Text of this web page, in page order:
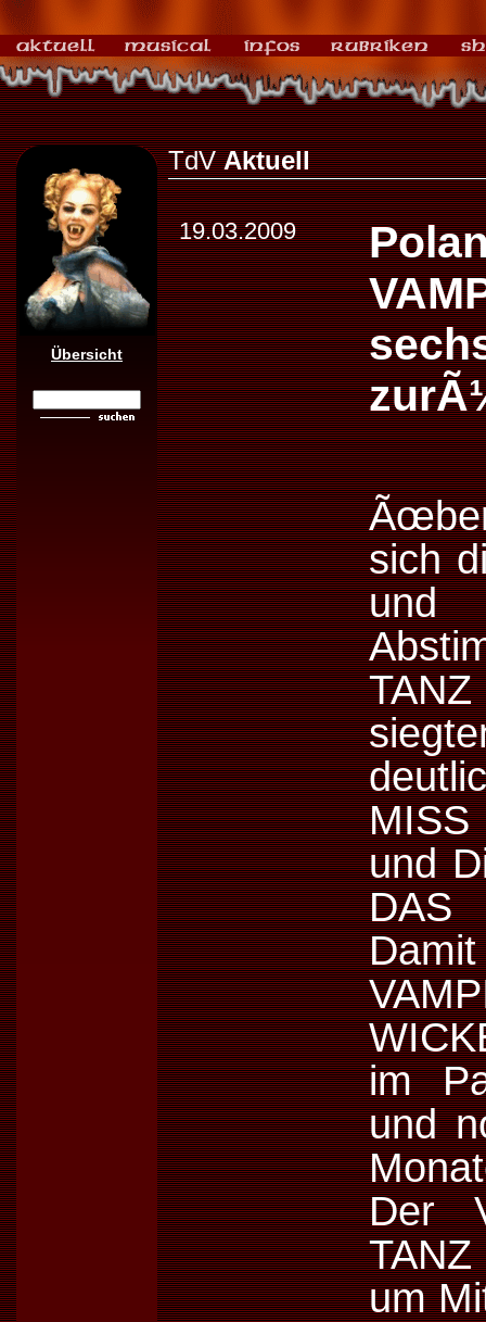
Übersicht
TdVAktuell
19.03.2009
sich
und
und
DAS
im
und
Der
um